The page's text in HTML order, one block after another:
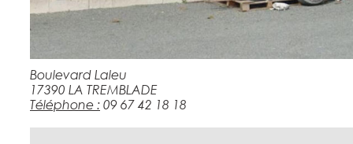
Boulevard Laleu
17390 LA TREMBLADE
Téléphone : 09 67 42 18 18